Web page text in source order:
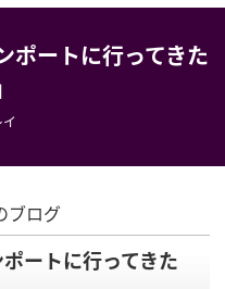
ポートに行ってきた
ブログ
ートに行ってきた